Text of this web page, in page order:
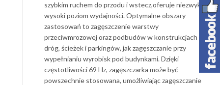
szybkim ruchem do przodu i wstecz,oferuje niezwykle
wysoki poziom wydajności. Optymalne obszary
zastosowań to zagęszczenie warstwy
przeciwmrozowej oraz podbudów w konstrukcjach
dróg, ścieżek i parkingów, jak zagęszczanie przy
wypełnianiu wyrobisk pod budynkami. Dzięki
częstotliwości 69 Hz, zagęszczarka może być
powszechnie stosowana, umożliwiając zagęszczanie